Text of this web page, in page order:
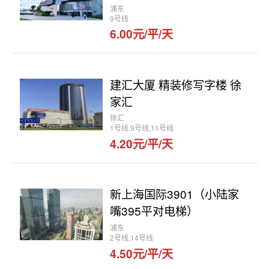
浦东
9号线
6.00元/平/天
建汇大厦 精装修写字楼 徐
家汇
徐汇
1号线,9号线,11号线
4.20元/平/天
新上海国际3901（小陆家
嘴395平对电梯）
浦东
2号线,14号线
4.50元/平/天